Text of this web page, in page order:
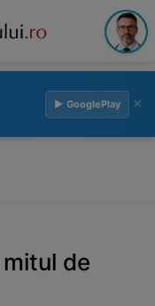
▶ GooglePlay ×
de